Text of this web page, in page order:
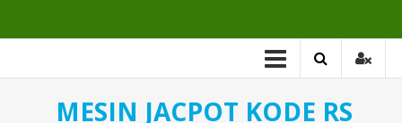
MESIN JACPOT KODE RS